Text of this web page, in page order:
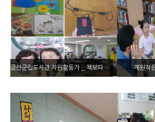
금산군립도서관 자원활동가 _ 책보따리 팀 멋진 활동~ 제원작